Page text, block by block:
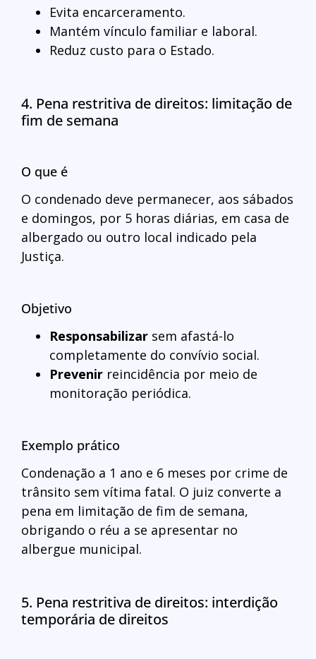
Evita encarceramento.
Mantém vínculo familiar e laboral.
Reduz custo para o Estado.
4. Pena restritiva de direitos: limitação de
fim de semana
O que é
O condenado deve permanecer, aos sábados
e domingos, por 5 horas diárias, em casa de
albergado ou outro local indicado pela
Justiça.
Objetivo
Responsabilizar sem afastá-lo
completamente do convívio social.
Prevenir reincidência por meio de
monitoração periódica.
Exemplo prático
Condenação a 1 ano e 6 meses por crime de
trânsito sem vítima fatal. O juiz converte a
pena em limitação de fim de semana,
obrigando o réu a se apresentar no
albergue municipal.
5. Pena restritiva de direitos: interdição
temporária de direitos